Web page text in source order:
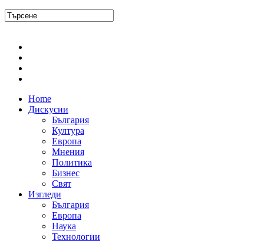
Home
Дискусии
България
Култура
Европа
Мнения
Политика
Бизнес
Свят
Изгледи
България
Европа
Наука
Технологии